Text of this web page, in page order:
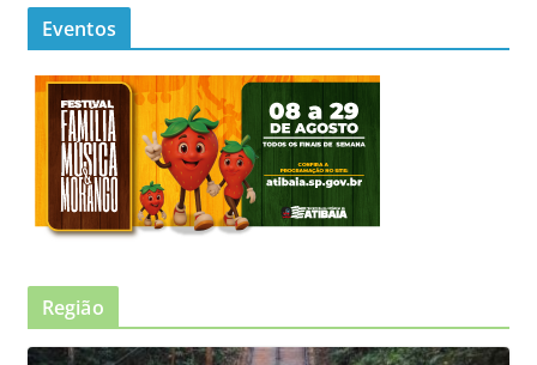
Eventos
Região